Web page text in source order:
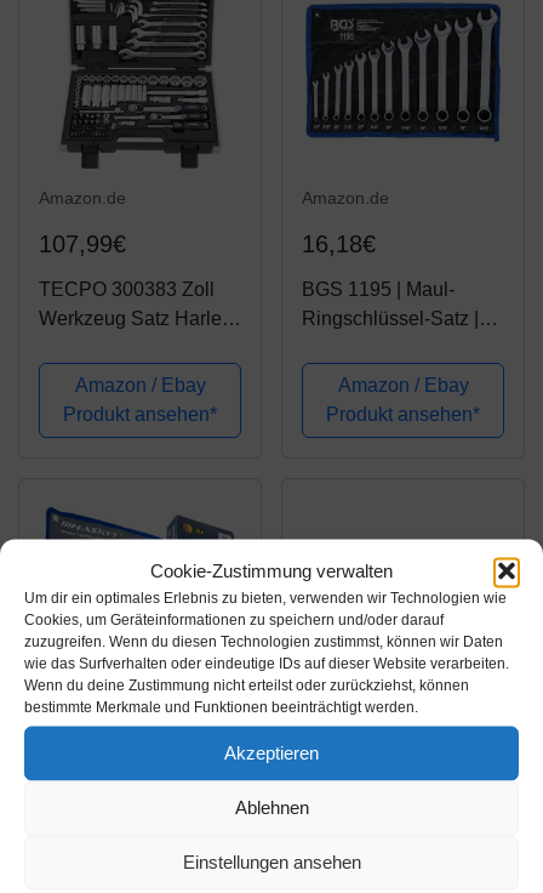
Cookie-Zustimmung verwalten
Um dir ein optimales Erlebnis zu bieten, verwenden wir Technologien wie
Cookies, um Geräteinformationen zu speichern und/oder darauf
zuzugreifen. Wenn du diesen Technologien zustimmst, können wir Daten
wie das Surfverhalten oder eindeutige IDs auf dieser Website verarbeiten.
Wenn du deine Zustimmung nicht erteilst oder zurückziehst, können
bestimmte Merkmale und Funktionen beeinträchtigt werden.
Akzeptieren
Ablehnen
Einstellungen ansehen
Amazon.de
107,99€
TECPO 300383 Zoll
Werkzeug Satz Harley
Größen Nuss Set
Ratschenkasten
Knarrenkasten
Amazon / Ebay
Produkt ansehen*
Amazon.de
16,18€
BGS 1195 | Maul-
Ringschlüssel-Satz |
SW 1/4" - 15/16" | inkl.
Tetron-Rolltasche |
Gabelringschlüssel
Amazon / Ebay
Produkt ansehen*
Amazon.de
Nusskasten + Zoll Maul
Amazon.de
Zoll Steckschlüssel I
Nusskasten I